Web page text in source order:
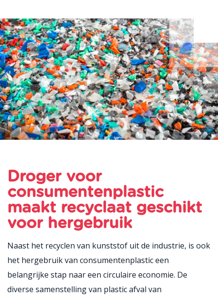
Droger voor
consumentenplastic
maakt recyclaat geschikt
voor hergebruik
Naast het recyclen van kunststof uit de industrie, is ook
het hergebruik van consumentenplastic een
belangrijke stap naar een circulaire economie. De
diverse samenstelling van plastic afval van